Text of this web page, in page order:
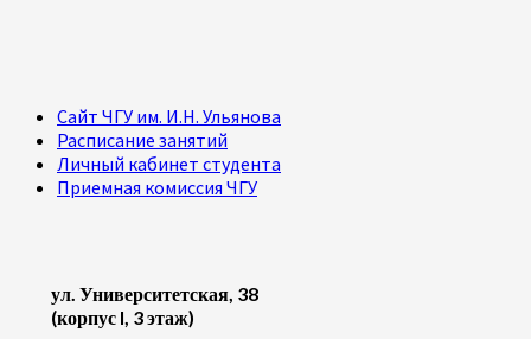
Сайт ЧГУ им. И.Н. Ульянова
Расписание занятий
Личный кабинет студента
Приемная комиссия ЧГУ
ул. Университетская, 38
(корпус I, 3 этаж)